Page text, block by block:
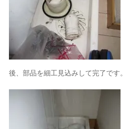
後、部品を細工見込みして完了です。